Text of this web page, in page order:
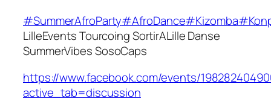
#SummerAfroParty#AfroDance#Kizomba
LilleEvents Tourcoing SortirALille Danse
SummerVibes SosoCaps
https://www.facebook.com/events/
active_tab=discussion